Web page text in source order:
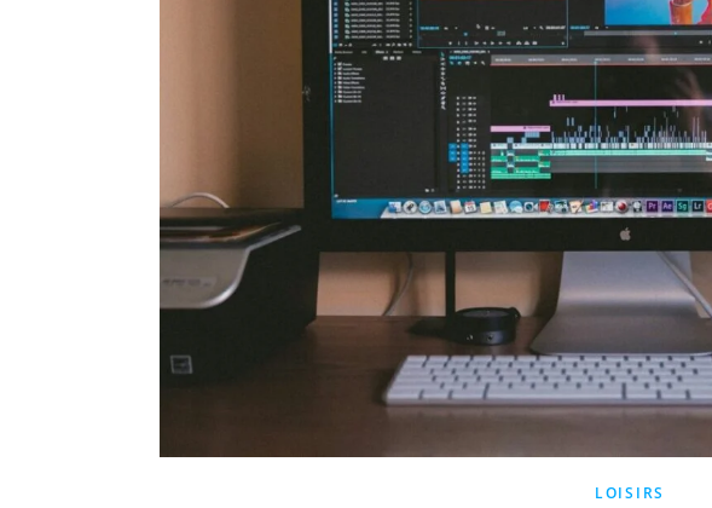
LOISIRS